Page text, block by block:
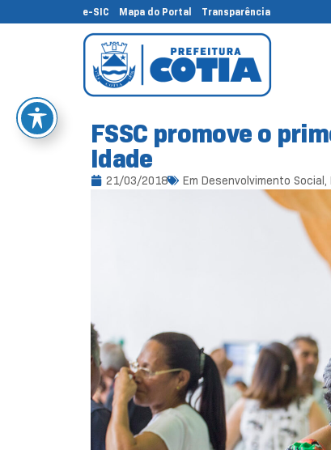
e-SIC Mapa do Portal Transparência
FSSC promove o
Idade
21/03/2018 Em Desenvolvimento Social,